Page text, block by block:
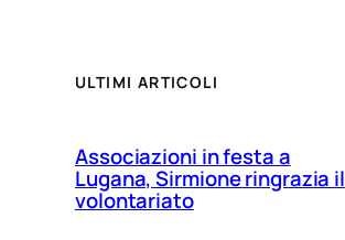
ULTIMI ARTICOLI
Associazioni in festa a
Lugana, Sirmione ringrazia il
volontariato